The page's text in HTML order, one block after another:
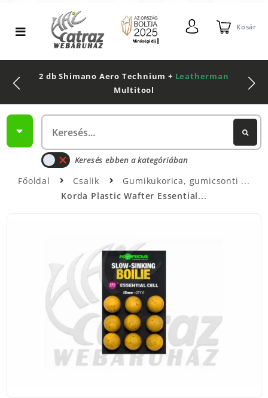
Kosár
2 db Shimano Aero Technium + Leatherman
Multitool
Keresés ebben a kategóriában
Főoldal Csalik
Gumikukorica, gumicsonti
Korda Plastic Wafter Essential...